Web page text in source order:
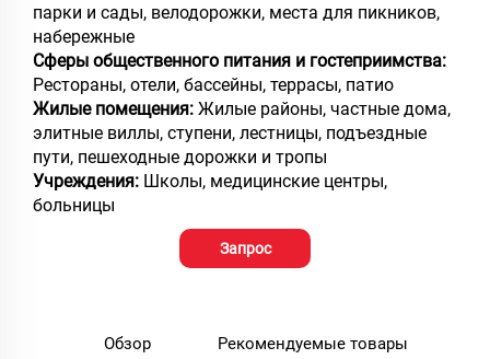
парки и сады, велодорожки, места для пикников,
набережные
Сферы общественного питания и гостеприимства:
Рестораны, отели, бассейны, террасы, патио
Жилые помещения: Жилые районы, частные дома,
элитные виллы, ступени, лестницы, подъездные
пути, пешеходные дорожки и тропы
Учреждения: Школы, медицинские центры,
больницы
Запрос
Обзор Рекомендуемые товары